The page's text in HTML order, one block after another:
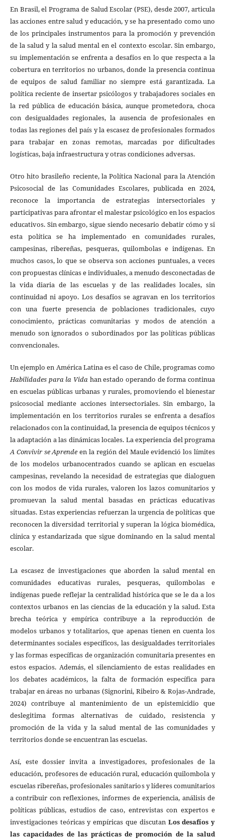
En Brasil, el Programa de Salud Escolar (PSE), desde 2007, articula
las acciones entre salud y educación, y se ha presentado como uno
de los principales instrumentos para la promoción y prevención
de la salud y la salud mental en el contexto escolar. Sin embargo,
su implementación se enfrenta a desafíos en lo que respecta a la
cobertura en territorios no urbanos, donde la presencia continua
de equipos de salud familiar no siempre está garantizada. La
política reciente de insertar psicólogos y trabajadores sociales en
la red pública de educación básica, aunque prometedora, choca
con desigualdades regionales, la ausencia de profesionales en
todas las regiones del país y la escasez de profesionales formados
para trabajar en zonas remotas, marcadas por dificultades
logísticas, baja infraestructura y otras condiciones adversas.
Otro hito brasileño reciente, la Política Nacional para la Atención
Psicosocial de las Comunidades Escolares, publicada en 2024,
reconoce la importancia de estrategias intersectoriales y
participativas para afrontar el malestar psicológico en los espacios
educativos. Sin embargo, sigue siendo necesario debatir cómo y si
esta política se ha implementado en comunidades rurales,
campesinas, ribereñas, pesqueras, quilombolas e indígenas. En
muchos casos, lo que se observa son acciones puntuales, a veces
con propuestas clínicas e individuales, a menudo desconectadas de
la vida diaria de las escuelas y de las realidades locales, sin
continuidad ni apoyo. Los desafíos se agravan en los territorios
con una fuerte presencia de poblaciones tradicionales, cuyo
conocimiento, prácticas comunitarias y modos de atención a
menudo son ignorados o subordinados por las políticas públicas
convencionales.
Un ejemplo en América Latina es el caso de Chile, programas como
Habilidades para la Vida han estado operando de forma continua
en escuelas públicas urbanas y rurales, promoviendo el bienestar
psicosocial mediante acciones intersectoriales. Sin embargo, la
implementación en los territorios rurales se enfrenta a desafíos
relacionados con la continuidad, la presencia de equipos técnicos y
la adaptación a las dinámicas locales. La experiencia del programa
A Convivir se Aprendeen la región del Maule evidenció los límites
de los modelos urbanocentrados cuando se aplican en escuelas
campesinas, revelando la necesidad de estrategias que dialoguen
con los modos de vida rurales, valoren los lazos comunitarios y
promuevan la salud mental basadas en prácticas educativas
situadas. Estas experiencias refuerzan la urgencia de políticas que
reconocen la diversidad territorial y superan la lógica biomédica,
clínica y estandarizada que sigue dominando en la salud mental
escolar.
La escasez de investigaciones que aborden la salud mental en
comunidades educativas rurales, pesqueras, quilombolas e
indígenas puede reflejar la centralidad histórica que se le da a los
contextos urbanos en las ciencias de la educación y la salud. Esta
brecha teórica y empírica contribuye a la reproducción de
modelos urbanos y totalitarios, que apenas tienen en cuenta los
determinantes sociales específicos, las desigualdades territoriales
y las formas específicas de organización comunitaria presentes en
estos espacios. Además, el silenciamiento de estas realidades en
los debates académicos, la falta de formación específica para
trabajar en áreas no urbanas (Signorini, Ribeiro & Rojas-Andrade,
2024) contribuye al mantenimiento de un epistemicidio que
deslegitima formas alternativas de cuidado, resistencia y
promoción de la vida y la salud mental de las comunidades y
territorios donde se encuentran las escuelas.
Así, este dossier invita a investigadores, profesionales de la
educación, profesores de educación rural, educación quilombola y
escuelas ribereñas, profesionales sanitarios y líderes comunitarios
a contribuir con reflexiones, informes de experiencia, análisis de
políticas públicas, estudios de caso, entrevistas con expertos e
investigaciones teóricas y empíricas que discutan Los desafíos y
las capacidades de las prácticas de promoción de la salud